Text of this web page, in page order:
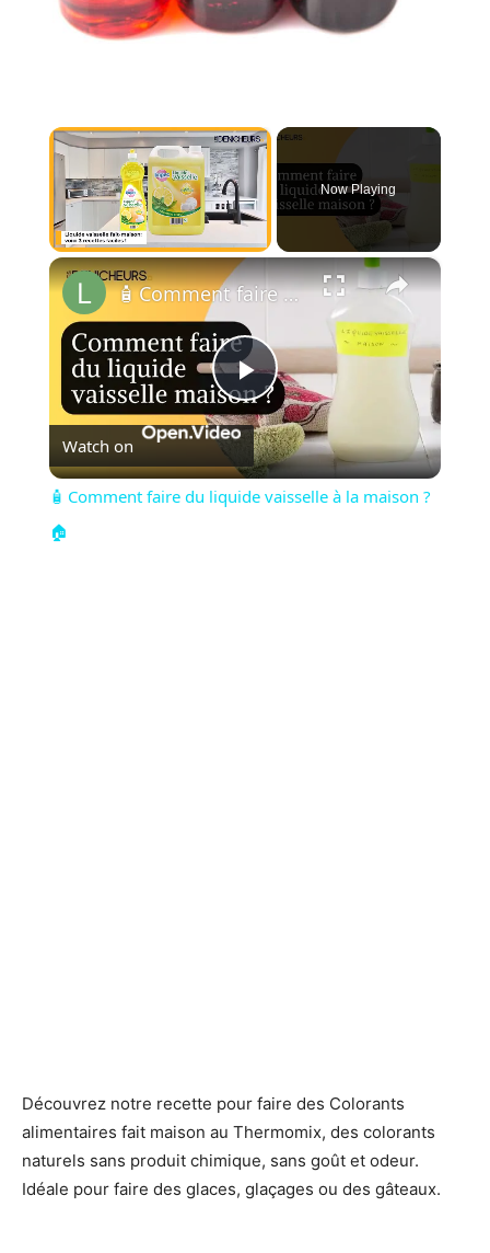
×
Unmute
Now Playing
×
Play
Video
🧴 Comment faire du liquide vaisselle à la maison ?🏠
Watch on
🧴 Comment faire du liquide vaisselle à la maison ?
🏠
Découvrez notre recette pour faire des Colorants
alimentaires fait maison au Thermomix, des colorants
naturels sans produit chimique, sans goût et odeur.
Idéale pour faire des glaces, glaçages ou des gâteaux.